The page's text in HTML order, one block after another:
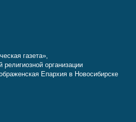
газета»,
организации
Епархия в Новосибирске